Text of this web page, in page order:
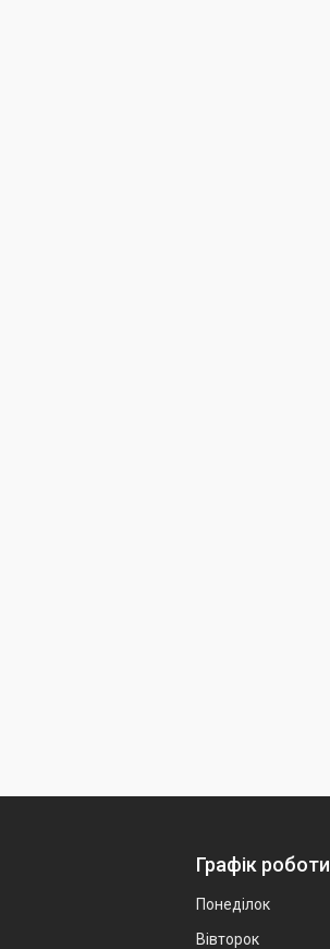
Графік роботи
Понеділок
Вівторок